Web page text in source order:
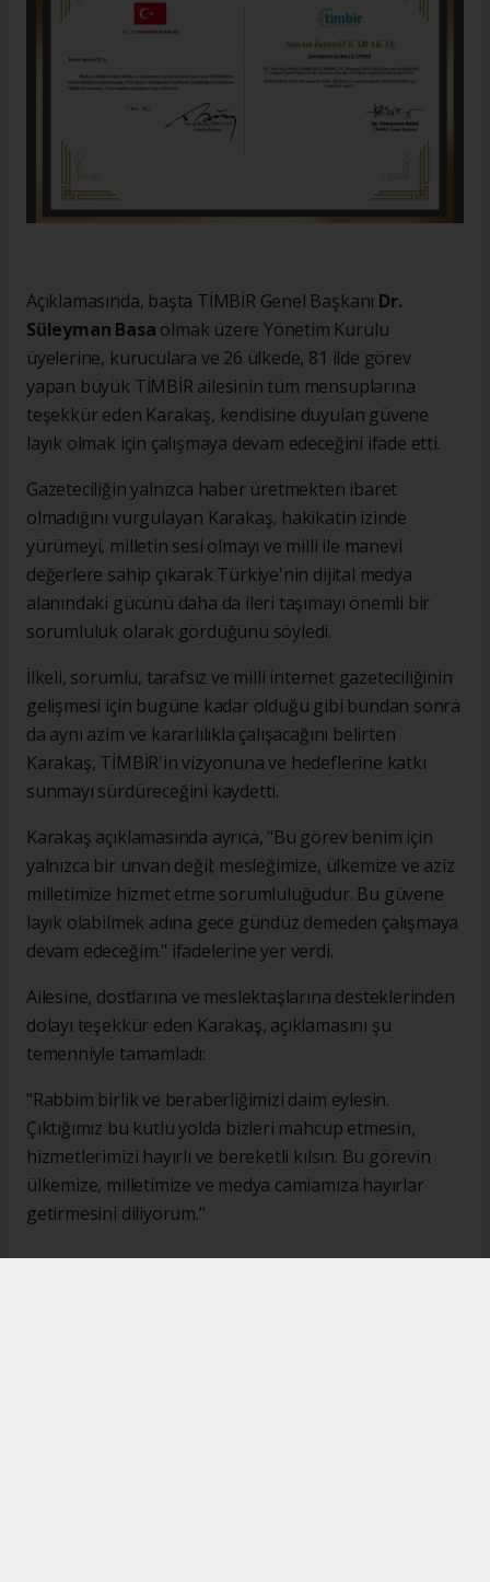
Açıklamasında, başta TİMBİR Genel Başkanı Dr.
Süleyman Basa olmak üzere Yönetim Kurulu
üyelerine, kuruculara ve 26 ülkede, 81 ilde görev
yapan büyük TİMBİR ailesinin tüm mensuplarına
teşekkür eden Karakaş, kendisine duyulan güvene
layık olmak için çalışmaya devam edeceğini ifade etti.
Gazeteciliğin yalnızca haber üretmekten ibaret
olmadığını vurgulayan Karakaş, hakikatin izinde
yürümeyi, milletin sesi olmayı ve milli ile manevi
değerlere sahip çıkarak Türkiye'nin dijital medya
alanındaki gücünü daha da ileri taşımayı önemli bir
sorumluluk olarak gördüğünü söyledi.
İlkeli, sorumlu, tarafsız ve milli internet gazeteciliğinin
gelişmesi için bugüne kadar olduğu gibi bundan sonra
da aynı azim ve kararlılıkla çalışacağını belirten
Karakaş, TİMBİR'in vizyonuna ve hedeflerine katkı
sunmayı sürdüreceğini kaydetti.
Karakaş açıklamasında ayrıca, "Bu görev benim için
yalnızca bir unvan değil; mesleğimize, ülkemize ve aziz
milletimize hizmet etme sorumluluğudur. Bu güvene
layık olabilmek adına gece gündüz demeden çalışmaya
devam edeceğim." ifadelerine yer verdi.
Ailesine, dostlarına ve meslektaşlarına desteklerinden
dolayı teşekkür eden Karakaş, açıklamasını şu
temenniyle tamamladı:
"Rabbim birlik ve beraberliğimizi daim eylesin.
Çıktığımız bu kutlu yolda bizleri mahcup etmesin,
hizmetlerimizi hayırlı ve bereketli kılsın. Bu görevin
ülkemize, milletimize ve medya camiamıza hayırlar
getirmesini diliyorum."